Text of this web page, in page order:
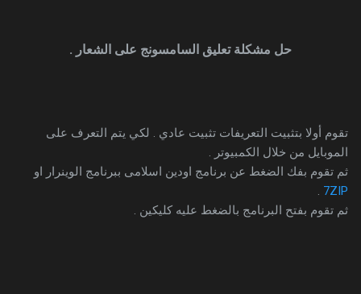
حل مشكلة تعليق السامسونج على الشعار .
تقوم أولا بتثبيت التعريفات تثبيت عادي . لكي يتم التعرف على
الموبايل من خلال الكمبيوتر .
ثم تقوم بفك الضغط عن برنامج اودين اسلامى ببرنامج الوينرار او
7ZIP
.
ثم تقوم بفتح البرنامج بالضغط عليه كليكين .